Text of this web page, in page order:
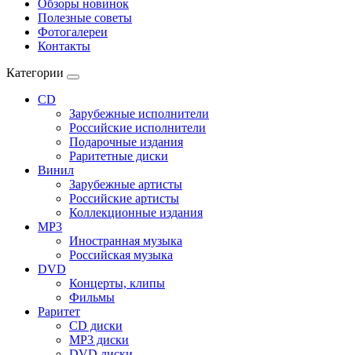
Обзоры новинок
Полезные советы
Фотогалереи
Контакты
Категории
CD
Зарубежные исполнители
Российские исполнители
Подарочные издания
Раритетные диски
Винил
Зарубежные артисты
Российские артисты
Коллекционные издания
MP3
Иностранная музыка
Российская музыка
DVD
Концерты, клипы
Фильмы
Раритет
CD диски
MP3 диски